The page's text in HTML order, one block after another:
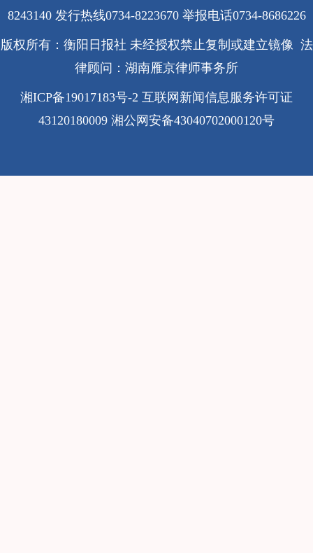
8243140 发行热线0734-8223670 举报电话0734-8686226
版权所有：衡阳日报社 未经授权禁止复制或建立镜像 法
律顾问：湖南雁京律师事务所
湘ICP备19017183号-2 互联网新闻信息服务许可证
43120180009 湘公网安备43040702000120号